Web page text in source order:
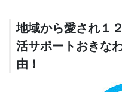
地域から愛され１
活サポートおきな
由！